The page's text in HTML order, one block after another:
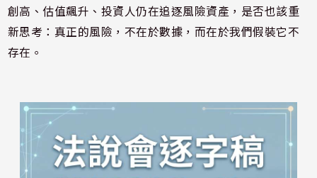
創高、估值飆升、投資人仍在追逐風險資產，是否也該重
新思考：真正的風險，不在於數據，而在於我們假裝它不
存在。